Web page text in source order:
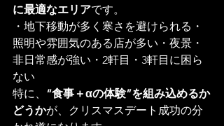
に最適なエリアです。
・地下移動が多く寒さを避けられる・
照明や雰囲気のある店が多い・夜景・
非日常感が強い・2軒目・3軒目に困ら
ない
特に、 “食事＋αの体験”を組み込めるか
どうかが、クリスマスデート成功の分